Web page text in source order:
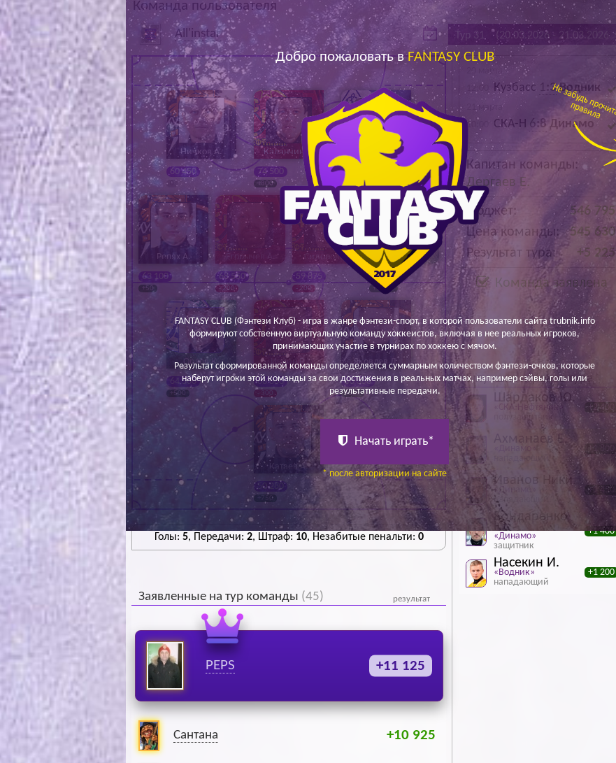
Архив
Max
Архив
Max
Добро пожаловать вFANTASY CLUB
FANTASY CLUB (Фэнтези Клуб) - игра в жанре фэнтези-спорт, в которой пользователи сайта trubnik.info
формируют собственную виртуальную команду хоккеистов, включая в нее реальных игроков,
принимающих участие в турнирах по хоккею с мячом.
Результат сформированной команды определяется суммарным количеством фэнтези-очков, которые
наберут игроки этой команды за свои достижения в реальных матчах, например сэйвы, голы или
результативные передачи.
Начать играть*
* после авторизации на сайте
Команда пользователя
All'instar
Катаев А.
50 280
+750
Орлов К.
64 500
+500
Ивкин В.
66 800
- 300
Яковлев Д.
60 300
+300
Репях А.
63 100
+50
Егорычев А.
68 550
- 200
Сидоров Д.
59 875
- 200
Дергаев Е.
100 200
+1 725
Ничков А.
60 450
0
Каланчин В.
74 500
+800
Ахманаев Е.
78 700
+1 800
Голы: 5, Передачи: 2, Штраф: 10, Незабитые пенальти: 0
Заявленные на тур команды (45) результат
PEPS +11 125
Сантана +10 925
20 марта
12:00
Кузбасс 1:3 Водник
21 марта
10:00
СКА-Н 6:8 Динамо
Капитан команды:
Дергаев Е.
Бюджет:
546 795
Цена команды:
545 630
Результат тура:
+5 225
Команда заявлена
5 лучших игроков тура
Шардаков Ю.
«СКА-Нефтяник»
полузащитник
+2 400
Ахманаев Е.
«Динамо»
+1 800
Иванов Ники.
«Динамо»
нападающий
+1 450
Бондаренко
Ю.
«Динамо»
защитник
+1 400
Насекин И.
«Водник»
нападающий
+1 200